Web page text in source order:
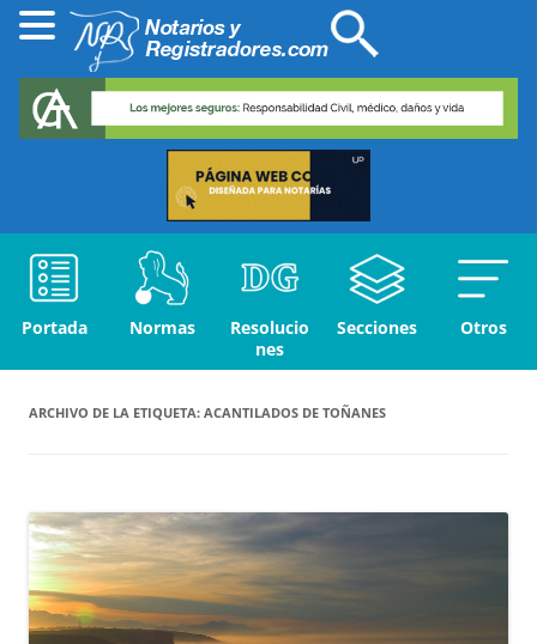
Portada Normas
Resolucio
nes
Secciones Otros
ARCHIVO DE LA ETIQUETA: ACANTILADOS DE TOÑANES